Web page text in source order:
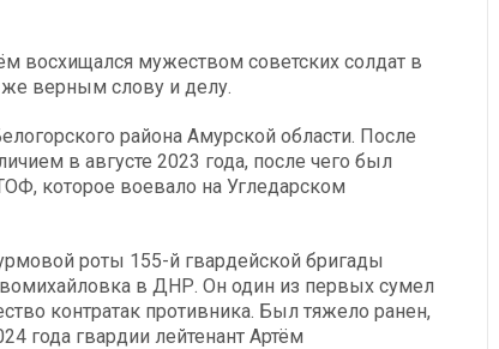
восхищался мужеством советских солдат в
верным слову и делу.
района Амурской области. После
в августе 2023 года, после чего был
которое воевало на Угледарском
роты 155-й гвардейской бригады
в ДНР. Он один из первых сумел
контратак противника. Был тяжело ранен,
года гвардии лейтенант Артём